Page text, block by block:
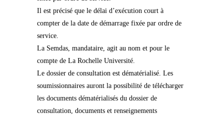
Il est précisé que le délai d’exécution court à
compter de la date de démarrage fixée par ordre de
service.
La Semdas, mandataire, agit au nom et pour le
compte de La Rochelle Université.
Le dossier de consultation est dématérialisé. Les
soumissionnaires auront la possibilité de télécharger
les documents dématérialisés du dossier de
consultation, documents et renseignements